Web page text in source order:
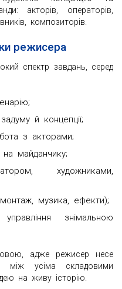
акторів, операторів,
композиторів.
режисера
спектр завдань, серед
й концепції;
з акторами;
майданчику;
художниками,
музика, ефекти);
знімальною
адже режисер несе
між усіма складовими
на живу історію.